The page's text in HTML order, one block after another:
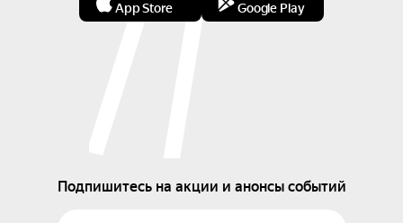
App Store Google Play
Подпишитесь на акции и анонсы событий